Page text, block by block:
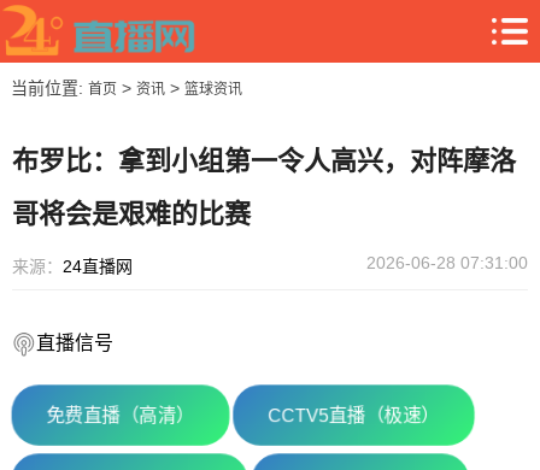
当前位置: 首页> 资讯> 篮球资讯
布罗比：拿到小组第一令人高兴，对阵摩洛
哥将会是艰难的比赛
来源： 24直播网 2026-06-28 07:31:00
直播信号
免费直播（高清） CCTV5直播（极速）